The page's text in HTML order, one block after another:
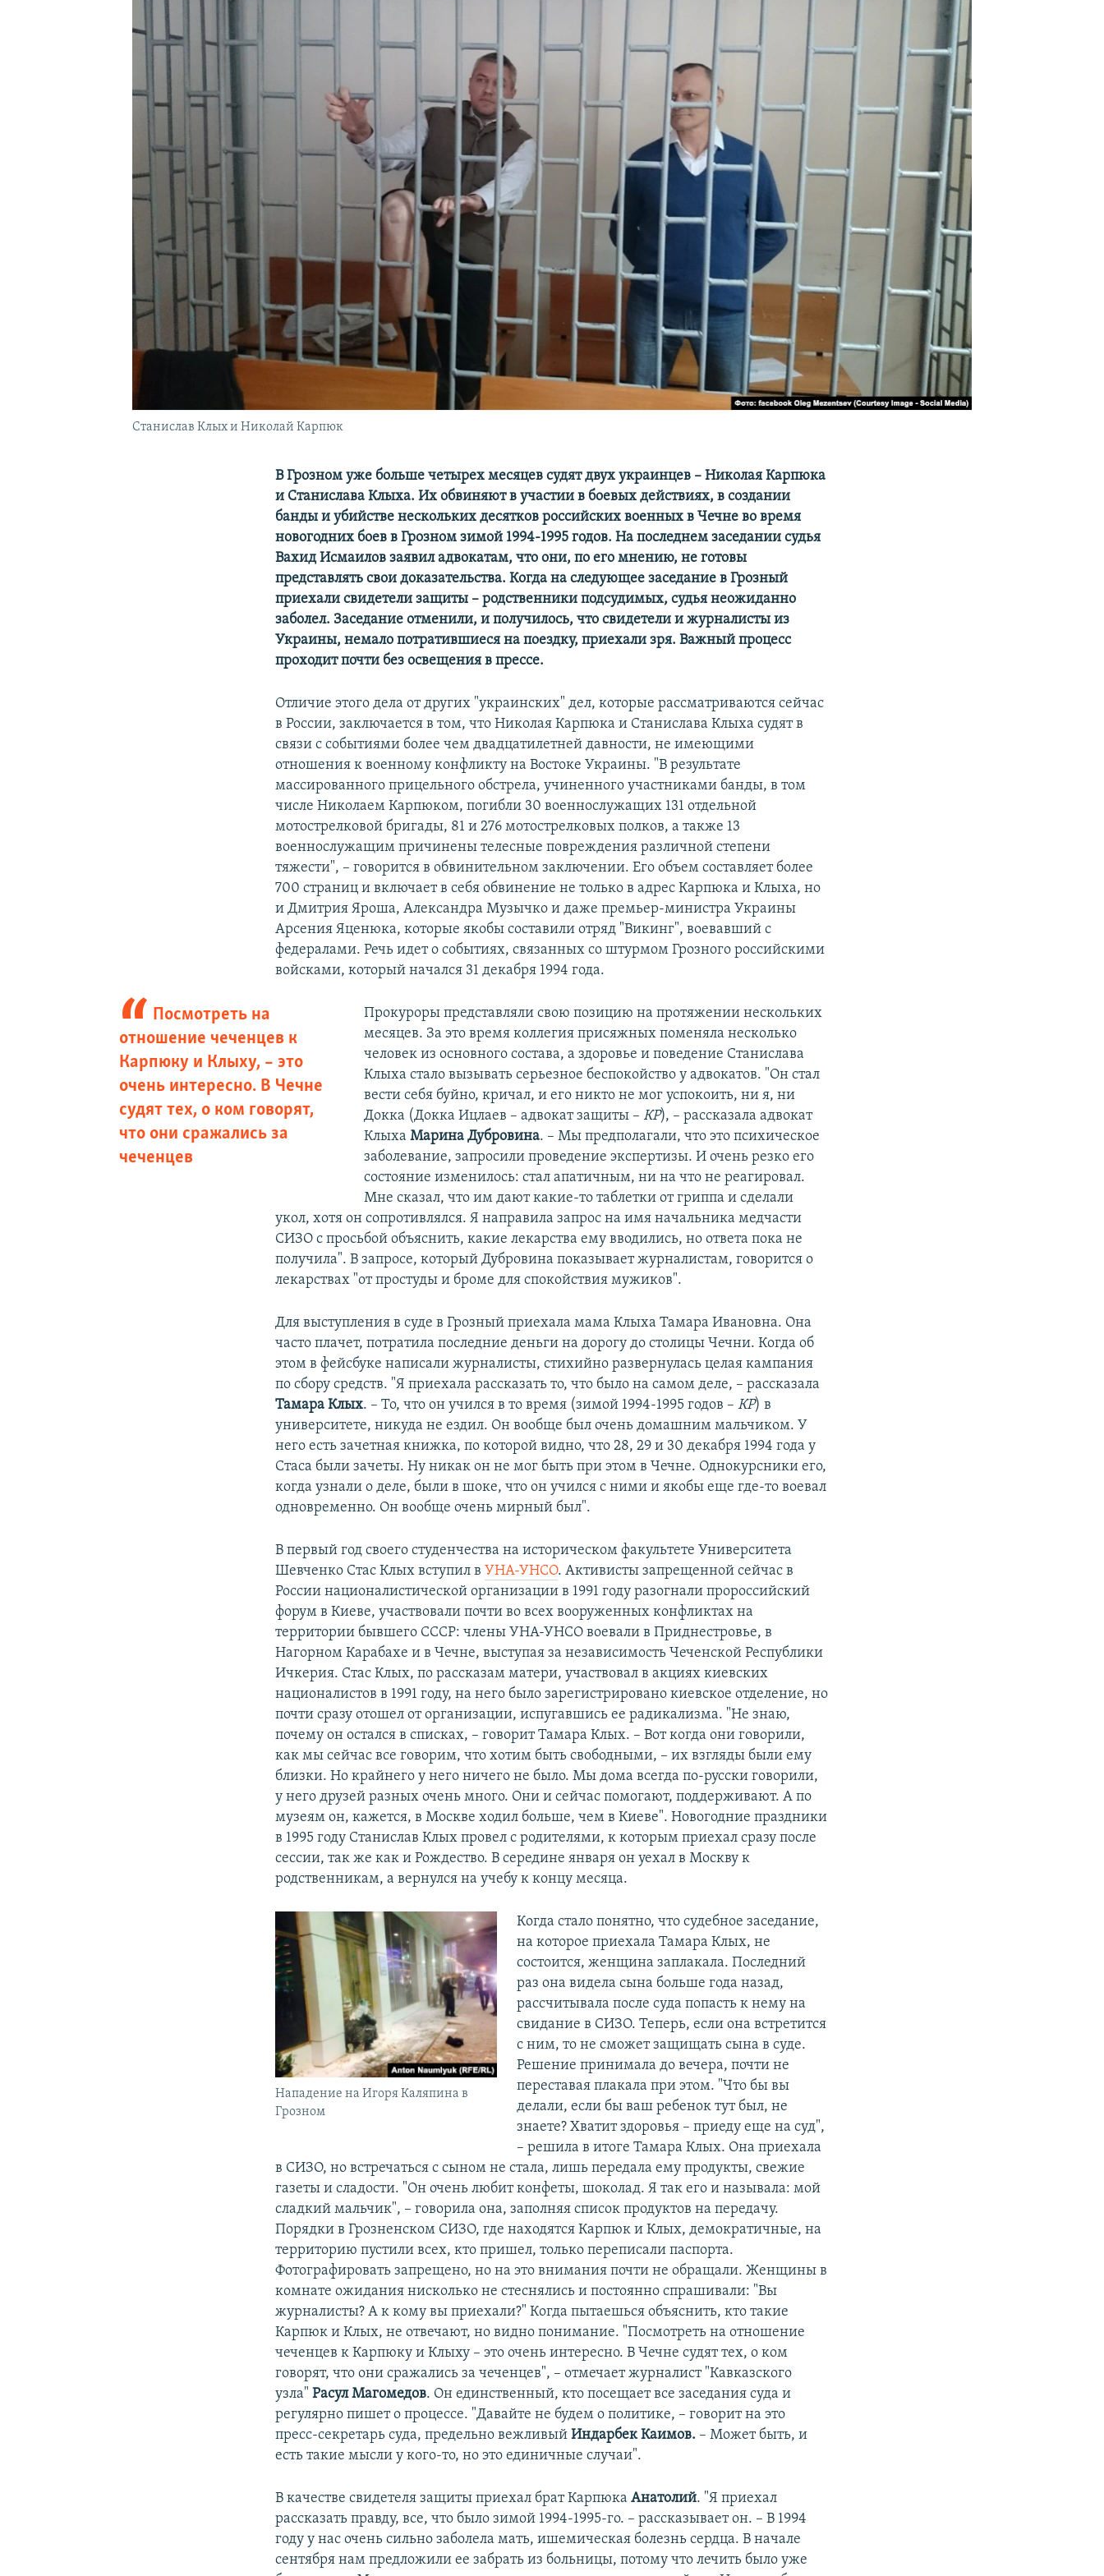
КРЫМ.НЕПОКОРЕННЫЙ
УКРАИНСКАЯ ПРОБЛЕМА КРЫМА
Станислав Клых и Николай Карпюк
В Грозном уже больше четырех месяцев судят двух украинцев – Николая Карпюка
и Станислава Клыха. Их обвиняют в участии в боевых действиях, в создании
банды и убийстве нескольких десятков российских военных в Чечне во время
новогодних боев в Грозном зимой 1994-1995 годов. На последнем заседании судья
Вахид Исмаилов заявил адвокатам, что они, по его мнению, не готовы
представлять свои доказательства. Когда на следующее заседание в Грозный
приехали свидетели защиты – родственники подсудимых, судья неожиданно
заболел. Заседание отменили, и получилось, что свидетели и журналисты из
Украины, немало потратившиеся на поездку, приехали зря. Важный процесс
проходит почти без освещения в прессе.
Отличие этого дела от других "украинских" дел, которые рассматриваются сейчас
в России, заключается в том, что Николая Карпюка и Станислава Клыха судят в
связи с событиями более чем двадцатилетней давности, не имеющими
отношения к военному конфликту на Востоке Украины. "В результате
массированного прицельного обстрела, учиненного участниками банды, в том
числе Николаем Карпюком, погибли 30 военнослужащих 131 отдельной
мотострелковой бригады, 81 и 276 мотострелковых полков, а также 13
военнослужащим причинены телесные повреждения различной степени
тяжести", – говорится в обвинительном заключении. Его объем составляет более
700 страниц и включает в себя обвинение не только в адрес Карпюка и Клыха, но
и Дмитрия Яроша, Александра Музычко и даже премьер-министра Украины
Арсения Яценюка, которые якобы составили отряд "Викинг", воевавший с
федералами. Речь идет о событиях, связанных со штурмом Грозного российскими
войсками, который начался 31 декабря 1994 года.
Посмотреть на
отношение чеченцев к
Карпюку и Клыху, – это
очень интересно. В Чечне
судят тех, о ком говорят,
что они сражались за
чеченцев
Прокуроры представляли свою позицию на протяжении нескольких
месяцев. За это время коллегия присяжных поменяла несколько
человек из основного состава, а здоровье и поведение Станислава
Клыха стало вызывать серьезное беспокойство у адвокатов. "Он стал
вести себя буйно, кричал, и его никто не мог успокоить, ни я, ни
Докка (Докка Ицлаев –​ адвокат защиты –​ КР), – рассказала адвокат
Клыха Марина Дубровина. – Мы предполагали, что это психическое
заболевание, запросили проведение экспертизы. И очень резко его
состояние изменилось: стал апатичным, ни на что не реагировал.
Мне сказал, что им дают какие-то таблетки от гриппа и сделали
укол, хотя он сопротивлялся. Я направила запрос на имя начальника медчасти
СИЗО с просьбой объяснить, какие лекарства ему вводились, но ответа пока не
получила". В запросе, который Дубровина показывает журналистам, говорится о
лекарствах "от простуды и броме для спокойствия мужиков".
Для выступления в суде в Грозный приехала мама Клыха Тамара Ивановна. Она
часто плачет, потратила последние деньги на дорогу до столицы Чечни. Когда об
этом в фейсбуке написали журналисты, стихийно развернулась целая кампания
по сбору средств. "Я приехала рассказать то, что было на самом деле, – рассказала
Тамара Клых. – То, что он учился в то время (зимой 1994-1995 годов –КР) в
университете, никуда не ездил. Он вообще был очень домашним мальчиком. У
него есть зачетная книжка, по которой видно, что 28, 29 и 30 декабря 1994 года у
Стаса были зачеты. Ну никак он не мог быть при этом в Чечне. Однокурсники его,
когда узнали о деле, были в шоке, что он учился с ними и якобы еще где-то воевал
одновременно. Он вообще очень мирный был".
В первый год своего студенчества на историческом факультете Университета
Шевченко Стас Клых вступил вУНА-УНСО. Активисты запрещенной сейчас в
России националистической организации в 1991 году разогнали пророссийский
форум в Киеве, участвовали почти во всех вооруженных конфликтах на
территории бывшего СССР: члены УНА-УНСО воевали в Приднестровье, в
Нагорном Карабахе и в Чечне, выступая за независимость Чеченской Республики
Ичкерия. Стас Клых, по рассказам матери, участвовал в акциях киевских
националистов в 1991 году, на него было зарегистрировано киевское отделение, но
почти сразу отошел от организации, испугавшись ее радикализма. "Не знаю,
почему он остался в списках, – говорит Тамара Клых. – Вот когда они говорили,
как мы сейчас все говорим, что хотим быть свободными, – их взгляды были ему
близки. Но крайнего у него ничего не было. Мы дома всегда по-русски говорили,
у него друзей разных очень много. Они и сейчас помогают, поддерживают. А по
музеям он, кажется, в Москве ходил больше, чем в Киеве". Новогодние праздники
в 1995 году Станислав Клых провел с родителями, к которым приехал сразу после
сессии, так же как и Рождество. В середине января он уехал в Москву к
родственникам, а вернулся на учебу к концу месяца.
Нападение на Игоря Каляпина в
Грозном
Когда стало понятно, что судебное заседание,
на которое приехала Тамара Клых, не
состоится, женщина заплакала. Последний
раз она видела сына больше года назад,
рассчитывала после суда попасть к нему на
свидание в СИЗО. Теперь, если она встретится
с ним, то не сможет защищать сына в суде.
Решение принимала до вечера, почти не
переставая плакала при этом. "Что бы вы
делали, если бы ваш ребенок тут был, не
знаете? Хватит здоровья – приеду еще на суд",
– решила в итоге Тамара Клых. Она приехала
в СИЗО, но встречаться с сыном не стала, лишь передала ему продукты, свежие
газеты и сладости. "Он очень любит конфеты, шоколад. Я так его и называла: мой
сладкий мальчик", – говорила она, заполняя список продуктов на передачу.
Порядки в Грозненском СИЗО, где находятся Карпюк и Клых, демократичные, на
территорию пустили всех, кто пришел, только переписали паспорта.
Фотографировать запрещено, но на это внимания почти не обращали. Женщины в
комнате ожидания нисколько не стеснялись и постоянно спрашивали: "Вы
журналисты? А к кому вы приехали?" Когда пытаешься объяснить, кто такие
Карпюк и Клых, не отвечают, но видно понимание. "Посмотреть на отношение
чеченцев к Карпюку и Клыху – это очень интересно. В Чечне судят тех, о ком
говорят, что они сражались за чеченцев", – отмечает журналист "Кавказского
узла"Расул Магомедов. Он единственный, кто посещает все заседания суда и
регулярно пишет о процессе. "Давайте не будем о политике, – говорит на это
пресс-секретарь суда, предельно вежливыйИндарбек Каимов. – Может быть, и
есть такие мысли у кого-то, но это единичные случаи".
В качестве свидетеля защиты приехал брат КарпюкаАнатолий. "Я приехал
рассказать правду, все, что было зимой 1994-1995-го. – рассказывает он. – В 1994
году у нас очень сильно заболела мать, ишемическая болезнь сердца. В начале
сентября нам предложили ее забрать из больницы, потому что лечить было уже